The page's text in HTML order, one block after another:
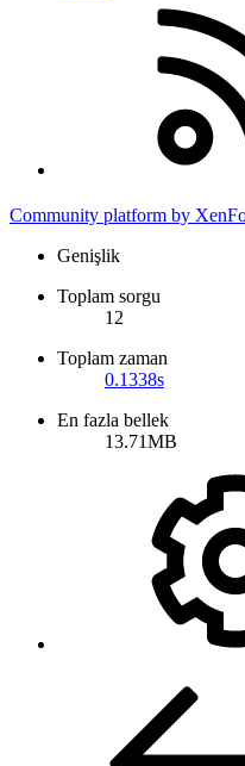
Community platform by
Genişlik
Toplam sorgu
12
Toplam zaman
0.1338s
En fazla bellek
13.71MB